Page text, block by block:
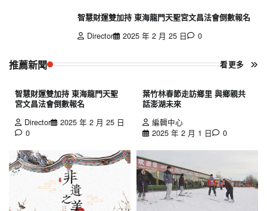
智慧財運雙加持 東海龍門天聖宮文昌法會倒數報名
Director
2025 年 2 月 25 日 0
推薦新聞 看更多
智慧財運雙加持 東海龍門天聖
宮文昌法會倒數報名
Director
2025 年 2 月 25 日
0
葉竹林春節走訪鄉里 與鄉親共
話澎湖未來
編輯中心
2025 年 2 月 1 日
0